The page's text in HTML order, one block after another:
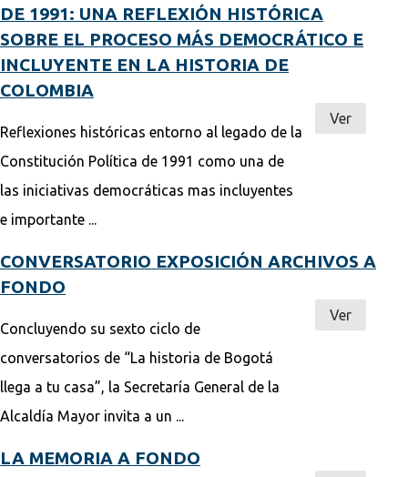
DE 1991: UNA REFLEXIÓN HISTÓRICA
SOBRE EL PROCESO MÁS DEMOCRÁTICO E
INCLUYENTE EN LA HISTORIA DE
COLOMBIA
Reflexiones históricas entorno al legado de la
Constitución Política de 1991 como una de
las iniciativas democráticas mas incluyentes
e importante ...
Ver
CONVERSATORIO EXPOSICIÓN ARCHIVOS A
FONDO
Concluyendo su sexto ciclo de
conversatorios de “La historia de Bogotá
llega a tu casa”, la Secretaría General de la
Alcaldía Mayor invita a un ...
Ver
LA MEMORIA A FONDO